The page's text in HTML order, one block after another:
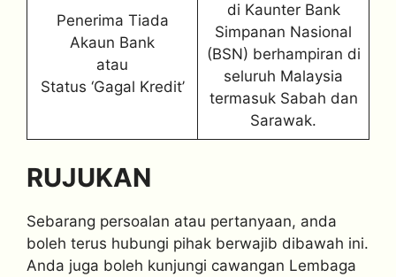
Penerima Tiada
Akaun Bank
atau
Status ‘Gagal Kredit’
di Kaunter Bank
Simpanan Nasional
(BSN) berhampiran di
seluruh Malaysia
termasuk Sabah dan
Sarawak.
RUJUKAN
Sebarang persoalan atau pertanyaan, anda
boleh terus hubungi pihak berwajib dibawah ini.
Anda juga boleh kunjungi cawangan Lembaga